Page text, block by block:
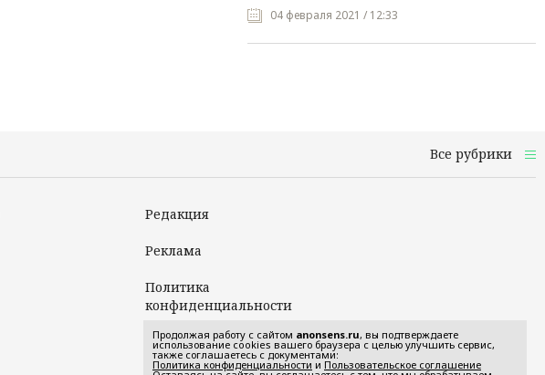
04 февраля 2021 / 12:33
Все рубрики
Редакция
Реклама
Политика
конфиденциальности
Пользовательское
соглашение
Продолжая работу с сайтом anonsens.ru, вы подтверждаете
использование cookies вашего браузера с целью улучшить сервис,
также соглашаетесь с документами:
Политика конфиденциальности и Пользовательское соглашение